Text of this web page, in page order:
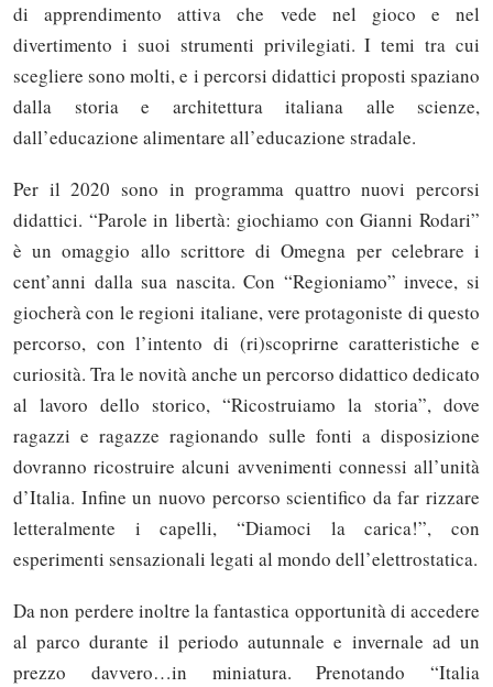
di apprendimento attiva che vede nel gioco e nel
divertimento i suoi strumenti privilegiati. I temi tra cui
scegliere sono molti, e i percorsi didattici proposti spaziano
dalla storia e architettura italiana alle scienze,
dall’educazione alimentare all’educazione stradale.
Per il 2020 sono in programma quattro nuovi percorsi
didattici. “Parole in libertà: giochiamo con Gianni Rodari”
è un omaggio allo scrittore di Omegna per celebrare i
cent’anni dalla sua nascita. Con “Regioniamo” invece, si
giocherà con le regioni italiane, vere protagoniste di questo
percorso, con l’intento di (ri)scoprirne caratteristiche e
curiosità. Tra le novità anche un percorso didattico dedicato
al lavoro dello storico, “Ricostruiamo la storia”, dove
ragazzi e ragazze ragionando sulle fonti a disposizione
dovranno ricostruire alcuni avvenimenti connessi all’unità
d’Italia. Infine un nuovo percorso scientifico da far rizzare
letteralmente i capelli, “Diamoci la carica!”, con
esperimenti sensazionali legati al mondo dell’elettrostatica.
Da non perdere inoltre la fantastica opportunità di accedere
al parco durante il periodo autunnale e invernale ad un
prezzo davvero…in miniatura. Prenotando “Italia